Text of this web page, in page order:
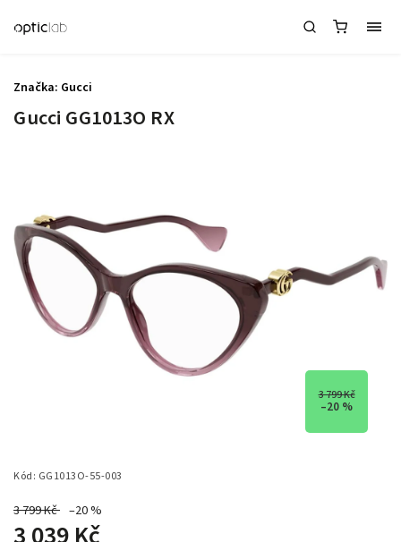
Gucci GG1013O RX
3 799 Kč
–20 %
Kód: GG1013O-55-003
3 799 Kč –20 %
Značka: Gucci